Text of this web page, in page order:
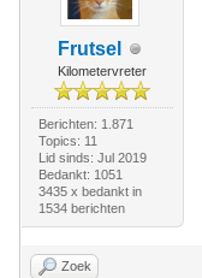
Frutsel
Kilometervreter
Berichten: 1.871
Topics: 11
Lid sinds: Jul 2019
Bedankt: 1051
3435 x bedankt in
1534 berichten
Zoek